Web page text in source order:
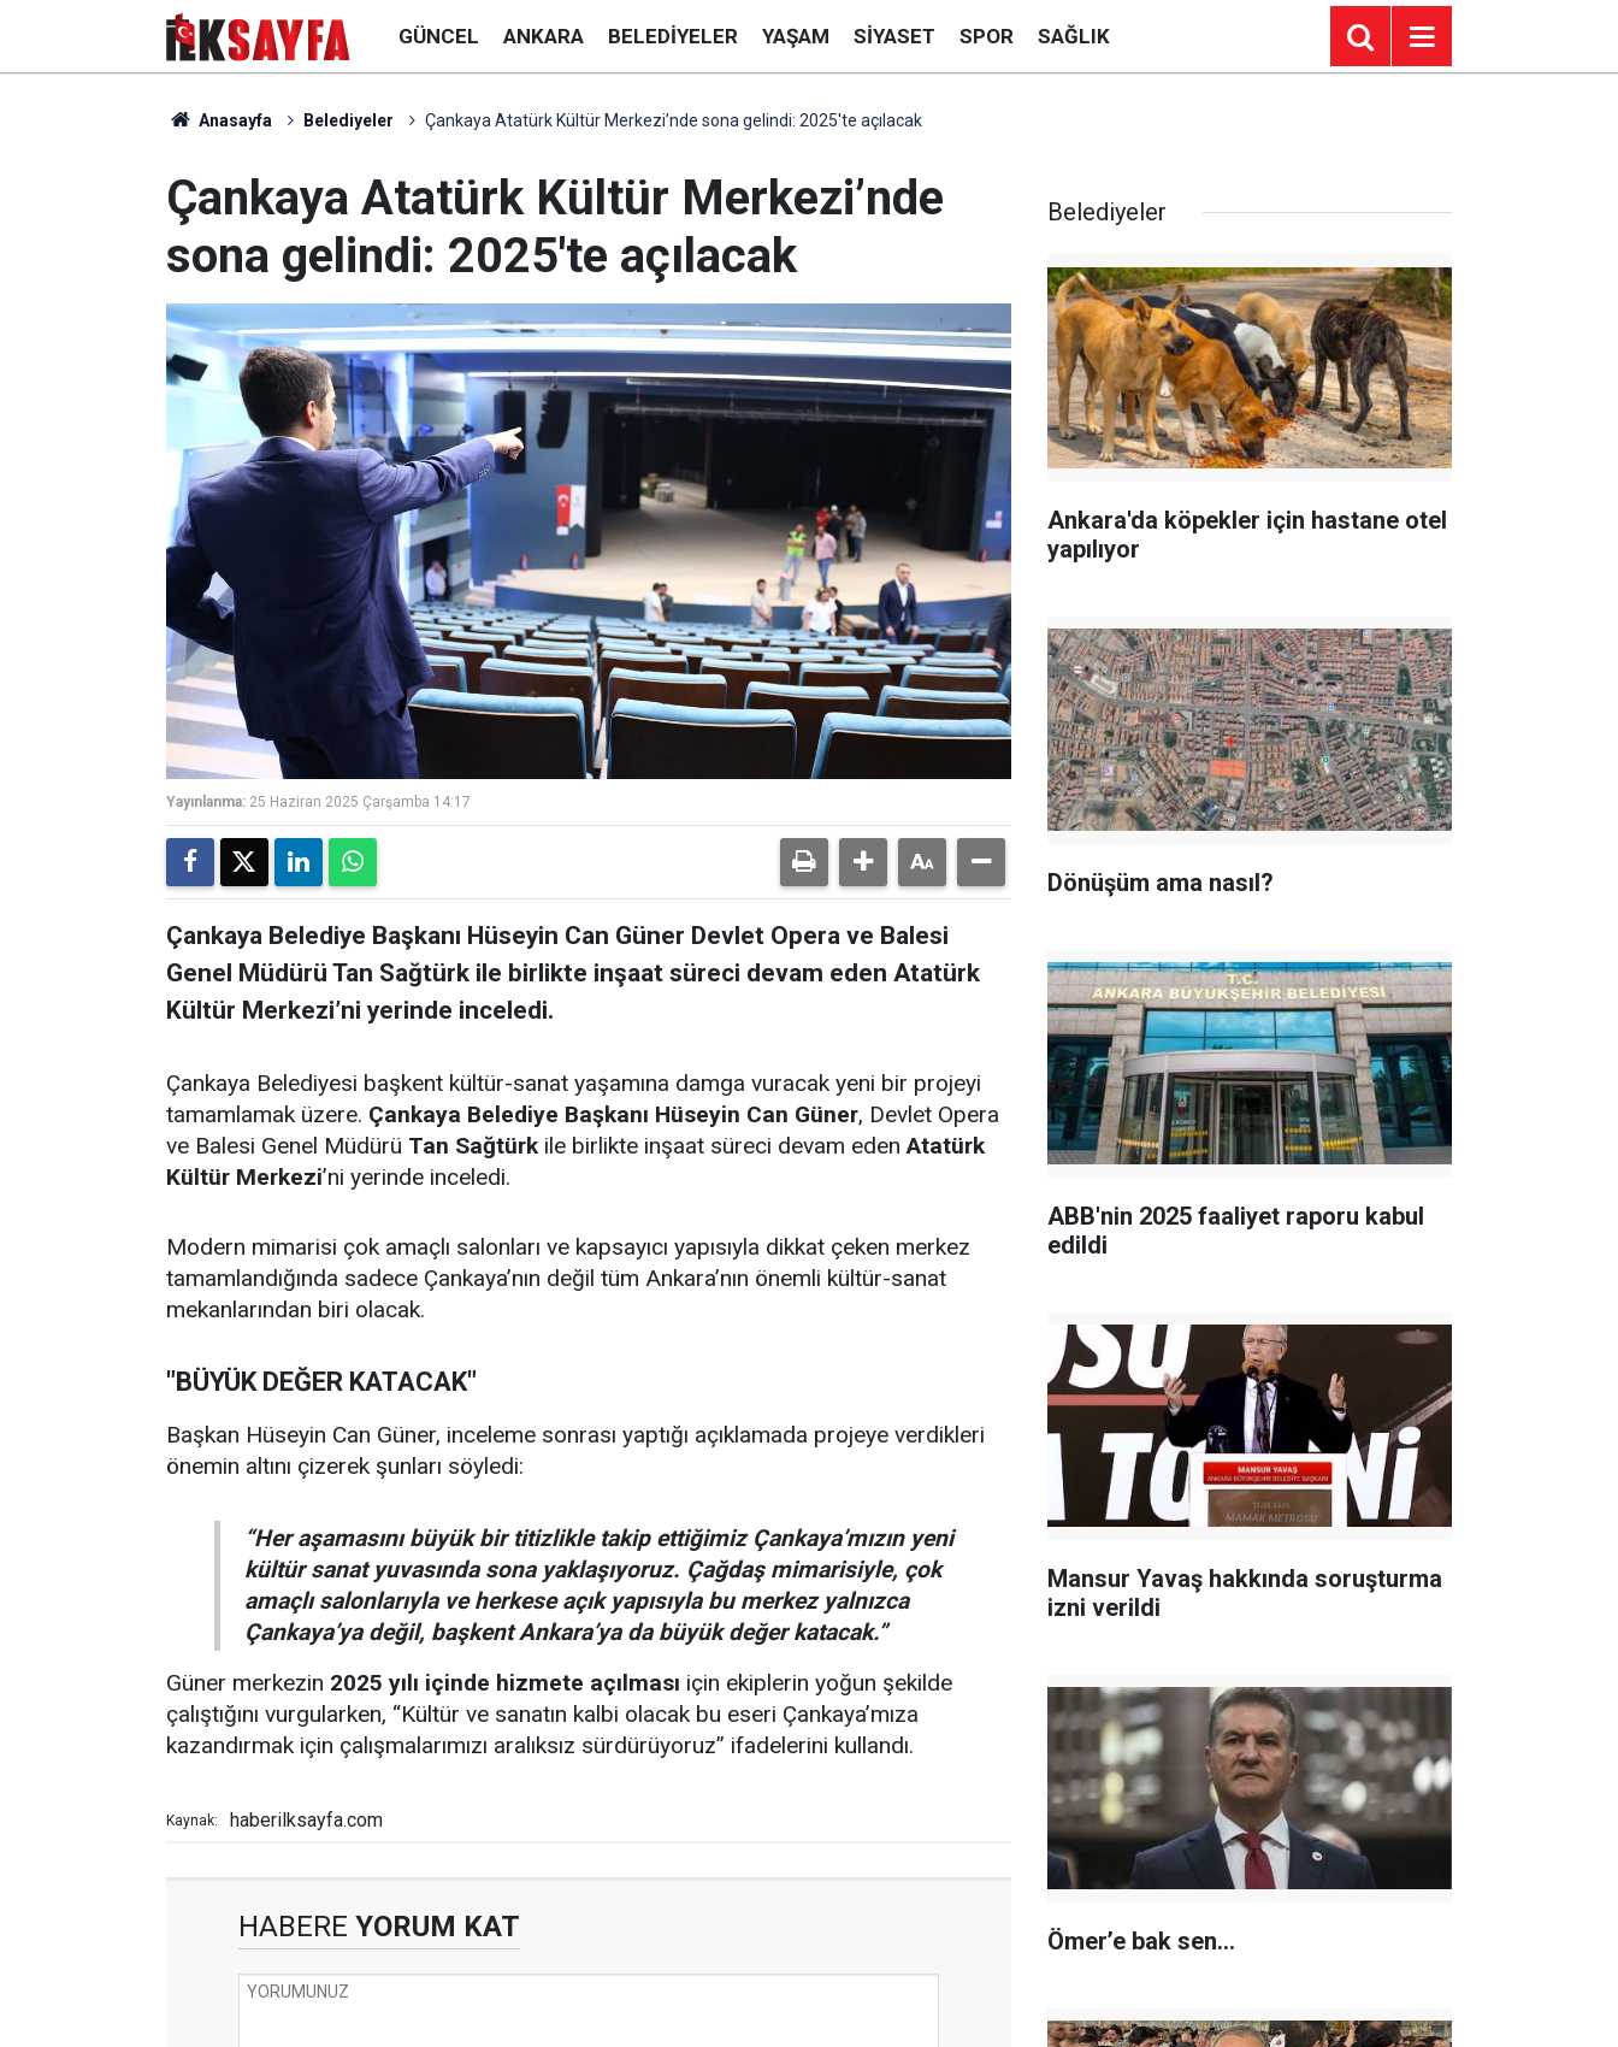
GÜNCEL ANKARA BELEDIYELER YAŞAM SIYASET SPOR SAĞLIK
Anasayfa Belediyeler Çankaya Atatürk Kültür Merkezi’nde sona gelindi: 2025'te açılacak
Çankaya Atatürk Kültür Merkezi’nde
sona gelindi: 2025'te açılacak
Yayınlanma: 25 Haziran 2025 Çarşamba 14:17
Çankaya Belediye Başkanı Hüseyin Can Güner Devlet Opera ve Balesi
Genel Müdürü Tan Sağtürk ile birlikte inşaat süreci devam eden Atatürk
Kültür Merkezi’ni yerinde inceledi.
Çankaya Belediyesi başkent kültür-sanat yaşamına damga vuracak yeni bir projeyi
tamamlamak üzere. Çankaya Belediye Başkanı Hüseyin Can Güner, Devlet Opera
ve Balesi Genel Müdürü Tan Sağtürkile birlikte inşaat süreci devam edenAtatürk
Kültür Merkezi’ni yerinde inceledi.
Modern mimarisi çok amaçlı salonları ve kapsayıcı yapısıyla dikkat çeken merkez
tamamlandığında sadece Çankaya’nın değil tüm Ankara’nın önemli kültür-sanat
mekanlarından biri olacak.
"BÜYÜK DEĞER KATACAK"
Başkan Hüseyin Can Güner, inceleme sonrası yaptığı açıklamada projeye verdikleri
önemin altını çizerek şunları söyledi:
“Her aşamasını büyük bir titizlikle takip ettiğimiz Çankaya’mızın yeni
kültür sanat yuvasında sona yaklaşıyoruz. Çağdaş mimarisiyle, çok
amaçlı salonlarıyla ve herkese açık yapısıyla bu merkez yalnızca
Çankaya’ya değil, başkent Ankara’ya da büyük değer katacak.”
Güner merkezin 2025 yılı içinde hizmete açılması için ekiplerin yoğun şekilde
çalıştığını vurgularken, “Kültür ve sanatın kalbi olacak bu eseri Çankaya’mıza
kazandırmak için çalışmalarımızı aralıksız sürdürüyoruz” ifadelerini kullandı.
Kaynak: haberilksayfa.com
HABERE YORUM KAT
Belediyeler
Ankara'da köpekler için hastane otel
yapılıyor
Dönüşüm ama nasıl?
ABB'nin 2025 faaliyet raporu kabul
edildi
Mansur Yavaş hakkında soruşturma
izni verildi
Ömer’e bak sen…